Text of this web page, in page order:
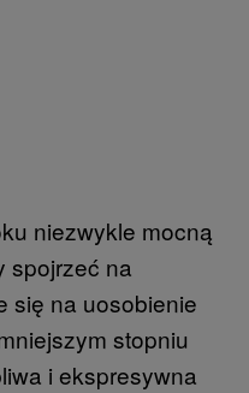
niezwykle mocną
spojrzeć na
się na uosobienie
stopniu
i ekspresywna